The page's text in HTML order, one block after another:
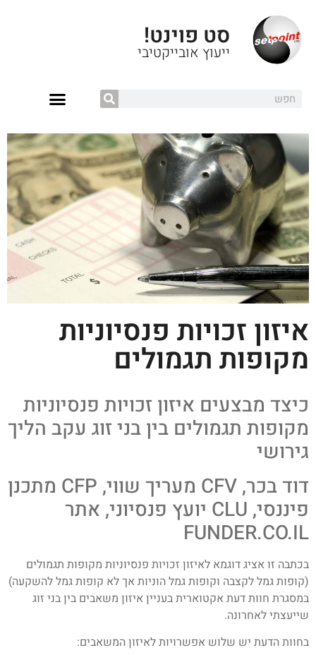
סט פוינט!
ייעוץ אובייקטיבי
איזון זכויות פנסיוניות
מקופות תגמולים
כיצד מבצעים איזון זכויות פנסיוניות
מקופות תגמולים בין בני זוג עקב הליך
גירושי
דוד בכר, CFV מעריך שווי, CFP מתכנן
פיננסי, CLU יועץ פנסיוני, אתר
FUNDER.CO.IL
בכתבה זו אציג דוגמא לאיזון זכויות פנסיוניות מקופות תגמולים
(קופות גמל לקצבה וקופות גמל הוניות אך לא קופות גמל להשקעה)
במסגרת חוות דעת אקטוארית בעניין איזון משאבים בין בני זוג
שייעצתי לאחרונה.
בחוות הדעת יש שלוש אפשרויות לאיזון המשאבים: